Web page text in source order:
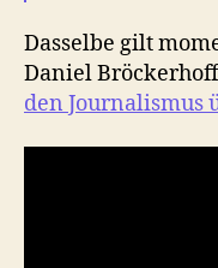
Dasselbe gilt
Daniel
den Journalismus